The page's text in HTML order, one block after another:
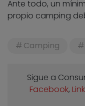
Ante todo, un
propio camping
Camping
Sigue a
Facebook,